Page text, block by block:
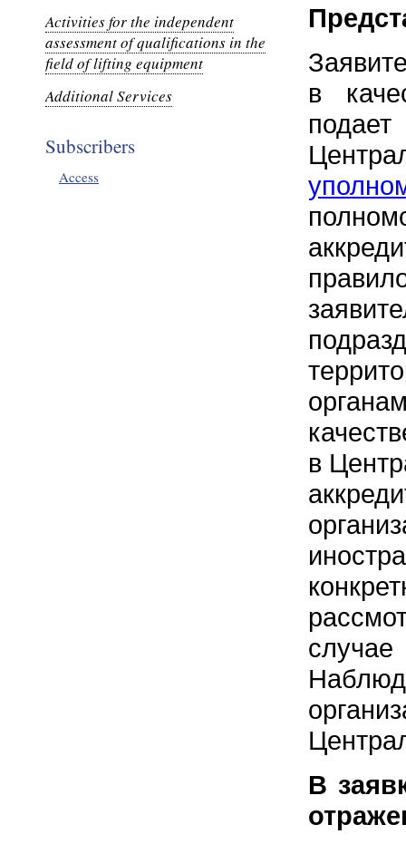
Activities for the independent
assessment of qualifications in the
field of lifting equipment
Additional Services
Subscribers
Access
в
в
В